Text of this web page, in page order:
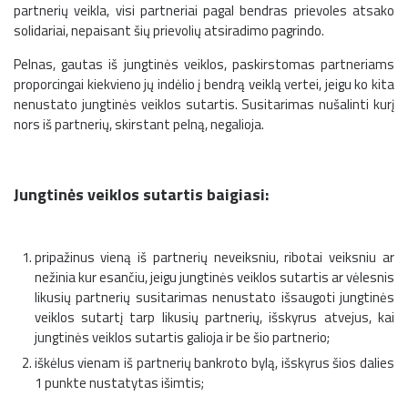
partnerių veikla, visi partneriai pagal bendras prievoles atsako
solidariai, nepaisant šių prievolių atsiradimo pagrindo.
Pelnas, gautas iš jungtinės veiklos, paskirstomas partneriams
proporcingai kiekvieno jų indėlio į bendrą veiklą vertei, jeigu ko kita
nenustato jungtinės veiklos sutartis. Susitarimas nušalinti kurį
nors iš partnerių, skirstant pelną, negalioja.
Jungtinės veiklos sutartis baigiasi:
pripažinus vieną iš partnerių neveiksniu, ribotai veiksniu ar
nežinia kur esančiu, jeigu jungtinės veiklos sutartis ar vėlesnis
likusių partnerių susitarimas nenustato išsaugoti jungtinės
veiklos sutartį tarp likusių partnerių, išskyrus atvejus, kai
jungtinės veiklos sutartis galioja ir be šio partnerio;
iškėlus vienam iš partnerių bankroto bylą, išskyrus šios dalies
1 punkte nustatytas išimtis;